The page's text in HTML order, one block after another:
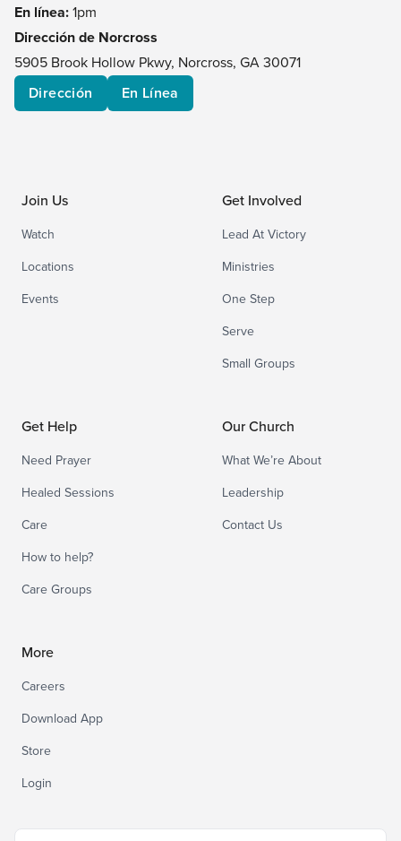
En línea:1pm
Dirección de Norcross
5905 Brook Hollow Pkwy, Norcross, GA 30071
Dirección
En Línea
Join Us
Watch
Locations
Events
Get Involved
Lead At Victory
Ministries
One Step
Serve
Small Groups
Get Help
Need Prayer
Healed Sessions
Care
How to help?
Care Groups
Our Church
What We’re About
Leadership
Contact Us
More
Careers
Download App
Store
Login